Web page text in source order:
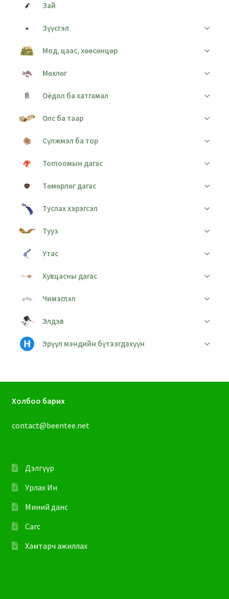
Зай
Зүүсгэл
Мод, цаас, хөөсөнцөр
Мөхлөг
Оёдол ба хатгамал
Олс ба таар
Сүлжмэл ба тор
Тоглоомын дагас
Төмөрлөг дагас
Туслах хэрэгсэл
Тууз
Утас
Хувцасны дагас
Чимэглэл
Элдэв
Эрүүл мэндийн бүтээгдэхүүн
Холбоо барих
contact@beentee.net
Дэлгүүр
Урлах Ин
Миний данс
Сагс
Хамтарч ажиллах